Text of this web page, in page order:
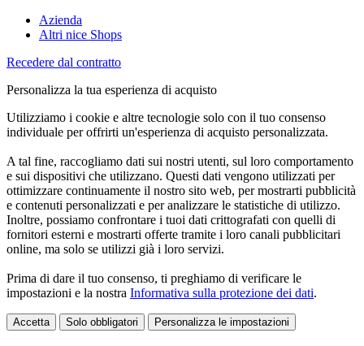
Azienda
Altri nice Shops
Recedere dal contratto
Personalizza la tua esperienza di acquisto
Utilizziamo i cookie e altre tecnologie solo con il tuo consenso
individuale per offrirti un'esperienza di acquisto personalizzata.
A tal fine, raccogliamo dati sui nostri utenti, sul loro comportamento
e sui dispositivi che utilizzano. Questi dati vengono utilizzati per
ottimizzare continuamente il nostro sito web, per mostrarti pubblicità
e contenuti personalizzati e per analizzare le statistiche di utilizzo.
Inoltre, possiamo confrontare i tuoi dati crittografati con quelli di
fornitori esterni e mostrarti offerte tramite i loro canali pubblicitari
online, ma solo se utilizzi già i loro servizi.
Prima di dare il tuo consenso, ti preghiamo di verificare le
impostazioni e la nostra Informativa sulla protezione dei dati.
Accetta Solo obbligatori Personalizza le impostazioni